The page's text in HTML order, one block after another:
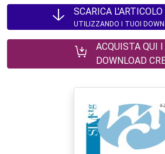
SCARICA L'ARTICOLO
UTILIZZANDO I TUOI
ACQUISTA QUI
DOWNLOAD